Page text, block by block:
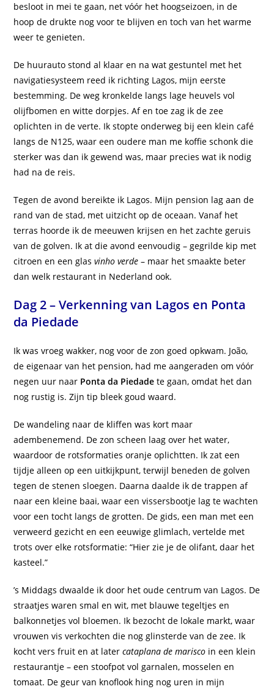
besloot in mei te gaan, net vóór het hoogseizoen, in de
hoop de drukte nog voor te blijven en toch van het warme
weer te genieten.
De huurauto stond al klaar en na wat gestuntel met het
navigatiesysteem reed ik richting Lagos, mijn eerste
bestemming. De weg kronkelde langs lage heuvels vol
olijfbomen en witte dorpjes. Af en toe zag ik de zee
oplichten in de verte. Ik stopte onderweg bij een klein café
langs de N125, waar een oudere man me koffie schonk die
sterker was dan ik gewend was, maar precies wat ik nodig
had na de reis.
Tegen de avond bereikte ik Lagos. Mijn pension lag aan de
rand van de stad, met uitzicht op de oceaan. Vanaf het
terras hoorde ik de meeuwen krijsen en het zachte geruis
van de golven. Ik at die avond eenvoudig – gegrilde kip met
citroen en een glasvinho verde – maar het smaakte beter
dan welk restaurant in Nederland ook.
Dag 2 – Verkenning van Lagos en Ponta
da Piedade
Ik was vroeg wakker, nog voor de zon goed opkwam. João,
de eigenaar van het pension, had me aangeraden om vóór
negen uur naar Ponta da Piedade te gaan, omdat het dan
nog rustig is. Zijn tip bleek goud waard.
De wandeling naar de kliffen was kort maar
adembenemend. De zon scheen laag over het water,
waardoor de rotsformaties oranje oplichtten. Ik zat een
tijdje alleen op een uitkijkpunt, terwijl beneden de golven
tegen de stenen sloegen. Daarna daalde ik de trappen af
naar een kleine baai, waar een vissersbootje lag te wachten
voor een tocht langs de grotten. De gids, een man met een
verweerd gezicht en een eeuwige glimlach, vertelde met
trots over elke rotsformatie: “Hier zie je de olifant, daar het
kasteel.”
’s Middags dwaalde ik door het oude centrum van Lagos. De
straatjes waren smal en wit, met blauwe tegeltjes en
balkonnetjes vol bloemen. Ik bezocht de lokale markt, waar
vrouwen vis verkochten die nog glinsterde van de zee. Ik
kocht vers fruit en at latercataplana de marisco in een klein
restaurantje – een stoofpot vol garnalen, mosselen en
tomaat. De geur van knoflook hing nog uren in mijn